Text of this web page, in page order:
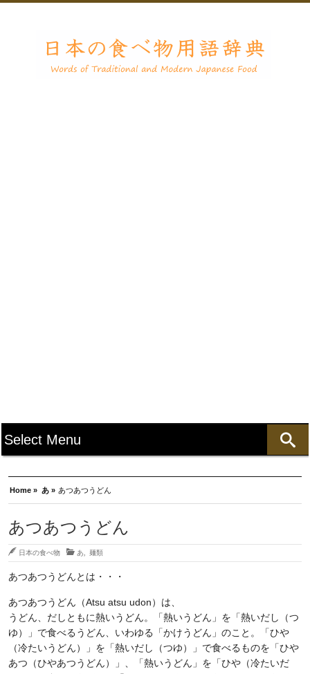
Home » あ » あつあつうどん
あつあつうどん
日本の食べ物 あ 麺類
あつあつうどんとは・・・
あつあつうどん（Atsu atsu udon）は、
うどん、だしともに熱いうどん。「熱いうどん」を「熱いだし（つ
ゆ）」で食べるうどん、いわゆる「かけうどん」のこと。「ひや
（冷たいうどん）」を「熱いだし（つゆ）」で食べるものを「ひや
あつ（ひやあつうどん）」、「熱いうどん」を「ひや（冷たいだ